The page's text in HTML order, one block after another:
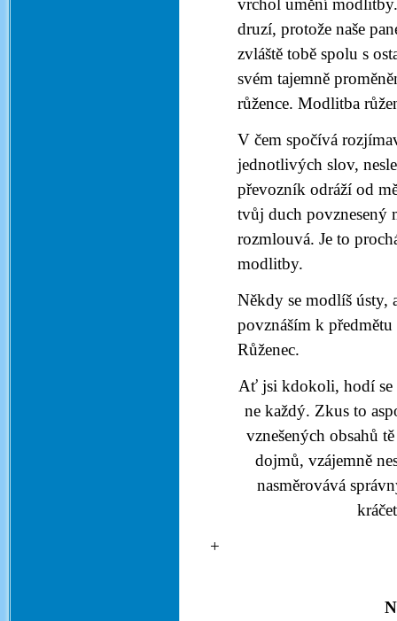
vrchol umění
druzí, protože naše
zvláště tobě spolu s
svém tajemně
růžence. Modlitba
V čem spočívá
jednotlivých slov,
převozník odráží od
tvůj duch povznesený
rozmlouvá. Je to
modlitby.
Někdy se modlíš ústy,
povznáším k
Růženec.
Ať jsi kdokoli, hodí se
ne každý. Zkus to
vznešených obsahů
dojmů, vzájemně
nasměrovává